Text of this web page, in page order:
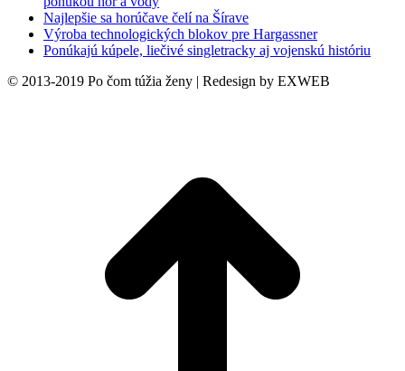
Najlepšie sa horúčave čelí na Šírave
Výroba technologických blokov pre Hargassner
Ponúkajú kúpele, liečivé singletracky aj vojenskú históriu
© 2013-2019 Po čom túžia ženy | Redesign by EXWEB